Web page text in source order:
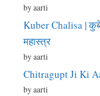
by aarti
Kuber Chalisa |
महास्त्र
by aarti
Chitragupt Ji Ki
by aarti